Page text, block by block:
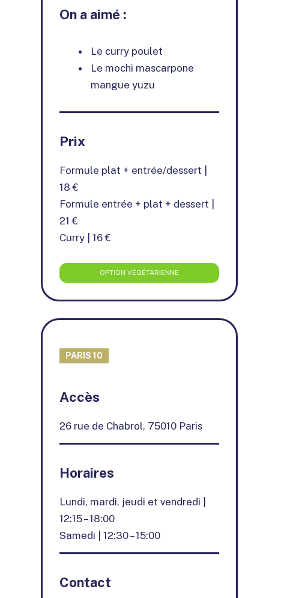
On a aimé :
Le curry poulet
Le mochi mascarpone
mangue yuzu
Prix
Formule plat + entrée/dessert |
18 €
Formule entrée + plat + dessert |
21 €
Curry | 16 €
OPTION VÉGÉTARIENNE
PARIS 10
−
Accès
26 rue de Chabrol, 75010 Paris
Horaires
Lundi, mardi, jeudi et vendredi |
12:15 – 18:00
Samedi | 12:30 – 15:00
Contact